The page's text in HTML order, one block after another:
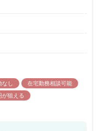
なし
在宅勤務相談可能
が狙える